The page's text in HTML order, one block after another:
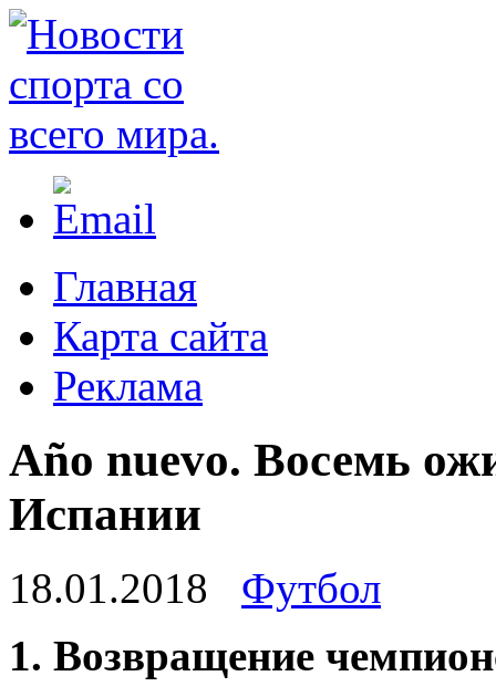
Главная
Карта сайта
Реклама
Año nuevo. Восемь
Испании
18.01.2018
Футбол
1. Вoзврaщeниe